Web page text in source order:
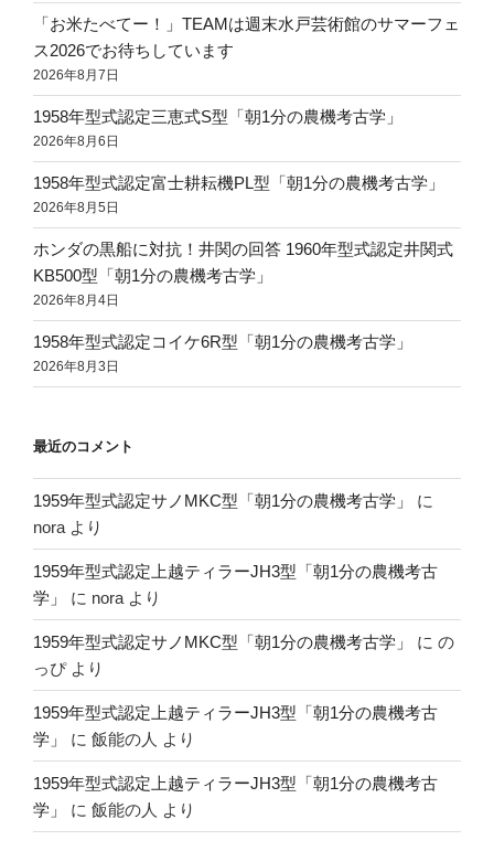
「お米たべてー！」TEAMは週末水戸芸術館のサマーフェ
ス2026でお待ちしています
2026年8月7日
1958年型式認定三恵式S型「朝1分の農機考古学」
2026年8月6日
1958年型式認定富士耕耘機PL型「朝1分の農機考古学」
2026年8月5日
ホンダの黒船に対抗！井関の回答 1960年型式認定井関式
KB500型「朝1分の農機考古学」
2026年8月4日
1958年型式認定コイケ6R型「朝1分の農機考古学」
2026年8月3日
最近のコメント
1959年型式認定サノMKC型「朝1分の農機考古学」
に
nora より
1959年型式認定上越ティラーJH3型「朝1分の農機考古
学」
に nora より
1959年型式認定サノMKC型「朝1分の農機考古学」 に の
っぴより
1959年型式認定上越ティラーJH3型「朝1分の農機考古
学」
に 飯能の人 より
1959年型式認定上越ティラーJH3型「朝1分の農機考古
学」
に 飯能の人 より